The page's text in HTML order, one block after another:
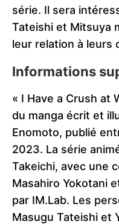
série. Il sera
Tateishi et Mitsuya
leur relation à leurs
Informations
« I Have a Crush at
du manga écrit et
Enomoto, publié
2023. La série
Takeichi, avec une
Masahiro Yokotani
par IM.Lab. Les
Masugu Tateishi et